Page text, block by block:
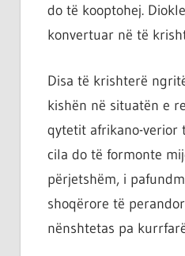
do të kooptohej.
konvertuar në të
Disa të krishterë
kishën në situatën e
qytetit afrikano-verior
cila do të formonte
përjetshëm, i
shoqërore të
nënshtetas pa